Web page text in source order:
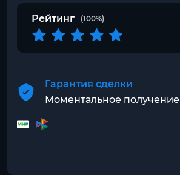
Рейтинг (100%)
Гарантия сделки
Моментальное получение